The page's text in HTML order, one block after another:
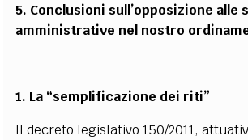
5. Conclusioni sull’opposizione alle
amministrative nel nostro
1. La “semplificazione dei riti”
Il decreto legislativo 150/2011,